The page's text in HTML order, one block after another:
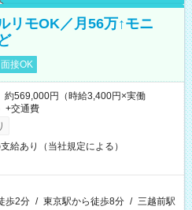
リモOK／月56万↑モニ
接OK
約569,000円（時給3,400円×実働
+交通費
給あり（当社規定による）
歩2分 / 東京駅から徒歩8分 / 三越前駅